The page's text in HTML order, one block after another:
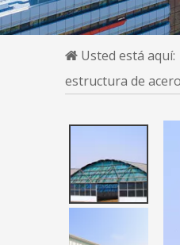
Usted está aquí:
estructura de